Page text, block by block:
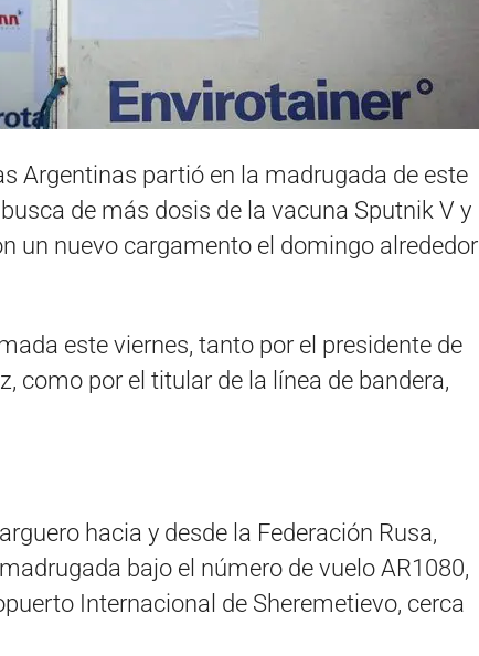
Argentinas partió en la madrugada de este
de más dosis de la vacuna Sputnik V y
un nuevo cargamento el domingo alrededor
este viernes, tanto por el presidente de
como por el titular de la línea de bandera,
hacia y desde la Federación Rusa,
bajo el número de vuelo AR1080,
Internacional de Sheremetievo, cerca